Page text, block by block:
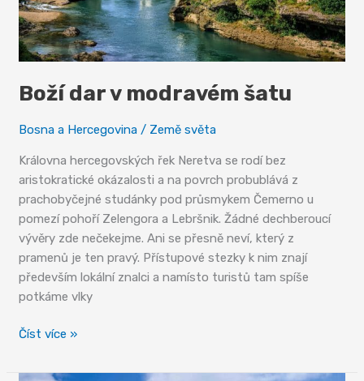
Boží dar v modravém šatu
Bosna a Hercegovina / Země světa
Královna hercegovských řek Neretva se rodí bez
aristokratické okázalosti a na povrch probublává z
prachobyčejné studánky pod průsmykem Čemerno u
pomezí pohoří Zelengora a Lebršnik. Žádné dechberoucí
vývěry zde nečekejme. Ani se přesně neví, který z
pramenů je ten pravý. Přístupové stezky k nim znají
především lokální znalci a namísto turistů tam spíše
potkáme vlky
Boží
v
Číst více »